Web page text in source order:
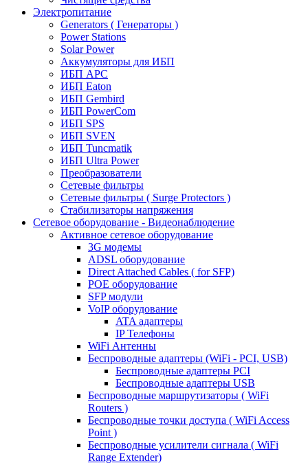
Электропитание
Generators ( Генераторы )
Power Stations
Solar Power
Аккумуляторы для ИБП
ИБП APC
ИБП Eaton
ИБП Gembird
ИБП PowerCom
ИБП SPS
ИБП SVEN
ИБП Tuncmatik
ИБП Ultra Power
Преобразователи
Сетевые фильтры
Сетевые фильтры ( Surge Protectors )
Стабилизаторы напряжения
Сетевое оборудование - Видеонаблюдение
Активное сетевое оборудование
3G модемы
ADSL оборудование
Direct Attached Cables ( for SFP)
POE оборудование
SFP модули
VoIP оборудование
ATA адаптеры
IP Телефоны
WiFi Антенны
Беспроводные адаптеры (WiFi - PCI, USB)
Беспроводные адаптеры PCI
Беспроводные адаптеры USB
Беспроводные маршрутизаторы ( WiFi
Routers )
Беспроводные точки доступа ( WiFi Access
Point )
Беспроводные усилители сигнала ( WiFi
Range Extender)